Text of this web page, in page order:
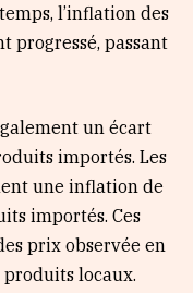
l’inflation des
progressé, passant
un écart
importés. Les
une inflation de
importés. Ces
prix observée en
locaux.